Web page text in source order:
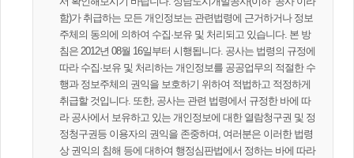
함)가 취급하는 모든 개인정보는 관련법령에 근거하거나 정보
주체의 동의에 의하여 수집·보유 및 처리되고 있습니다. 본 방
침은 2012년 08월 16일부터 시행됩니다. 공사는 법령의 규정에
따라 수집·보유 및 처리하는 개인정보를 공공업무의 적절한 수
행과 정보주체의 권익을 보호하기 위하여 적법하고 적정하게
취급할 것입니다. 또한, 공사는 관련 법령에서 규정한 바에 따
라 공사에서 보유하고 있는 개인정보에 대한 열람청구권 및 정
정청구권등 이용자의 권익을 존중하며, 여러분은 이러한 법령
상 권익의 침해 등에 대하여 행정심판법에서 정하는 바에 따라